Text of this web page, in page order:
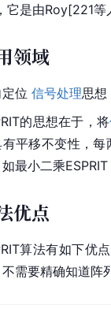
它是由Roy[221
领域
位 信号处理思想
的思想在于，将
平移不变性，
最小二乘
优点
算法有如下优
需要精确知道阵